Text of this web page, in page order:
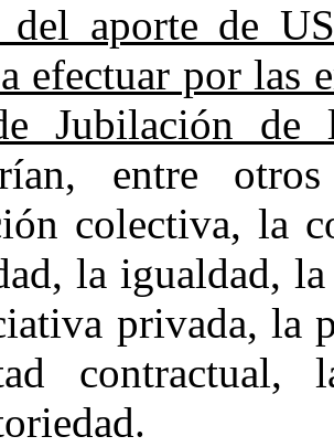
del aporte de
efectuar por las
Jubilación de
entre
colectiva, la
la igualdad,
privada, la
.